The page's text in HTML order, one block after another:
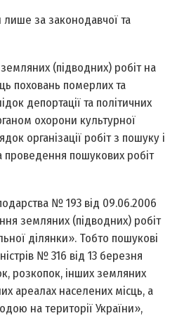
лише за законодавчої та
(підводних) робіт на
поховань померлих та
депортації та політичних
охорони культурної
організації робіт з пошуку і
проведення пошукових робіт
№ 193 від 09.06.2006
земляних (підводних) робіт
ділянки». Тобто пошукові
№ 316 від 13 березня
розкопок, інших земляних
ареалах населених місць, а
на території України»,